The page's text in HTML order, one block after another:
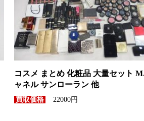
コスメ まとめ 化粧品 大量セット
ャネル サンローラン 他
22000円